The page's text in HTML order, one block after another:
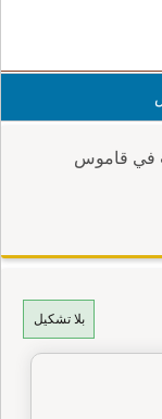
في قاموس
بلا تشكيل